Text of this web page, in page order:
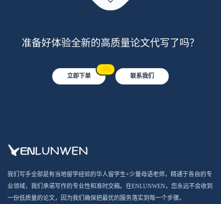
准备好体验全新的高质量论文代写了吗？
立即下单
-5%
联系我们
我们写手全部是有当地留学经验的华人留学生+少量母语老师，精通于各自的专
业领域，我们承诺写作的专业性和准时交稿。在ENLUNWEN，您永远不会收到
一份低质量的论文，因为我们确保把最优的服务落实到每一个步骤。